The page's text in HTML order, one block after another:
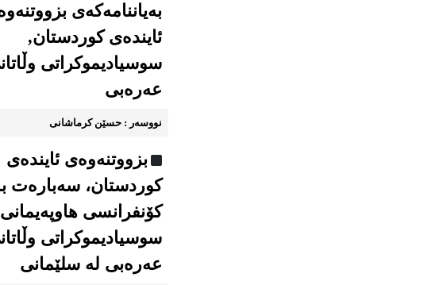
به‌یاننامه‌که‌ی
ئاینده‌ی کوردستان,
سوسیادیموكراتی
عەرەبی
نووسه‌ر : حسێن کرماشانی
بزووتنه‌وه‌ی ئاینده‌ی
کوردستان، سه‌باره‌ت
كۆنفرانسی هاوپەیمانی
سوسیادیموكراتی
عەرەبی له سلێمانی